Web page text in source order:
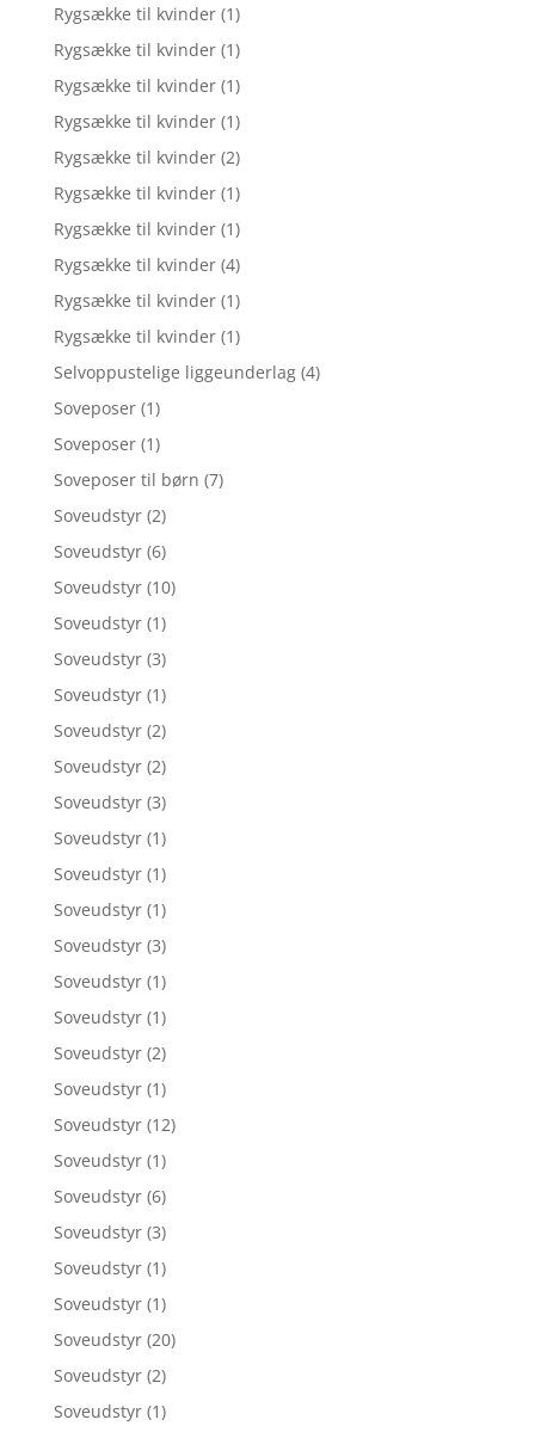
Rygsække til kvinder (1)
Rygsække til kvinder (1)
Rygsække til kvinder (1)
Rygsække til kvinder (1)
Rygsække til kvinder (2)
Rygsække til kvinder (1)
Rygsække til kvinder (1)
Rygsække til kvinder (4)
Rygsække til kvinder (1)
Rygsække til kvinder (1)
Selvoppustelige liggeunderlag (4)
Soveposer (1)
Soveposer (1)
Soveposer til børn (7)
Soveudstyr (2)
Soveudstyr (6)
Soveudstyr (10)
Soveudstyr (1)
Soveudstyr (3)
Soveudstyr (1)
Soveudstyr (2)
Soveudstyr (2)
Soveudstyr (3)
Soveudstyr (1)
Soveudstyr (1)
Soveudstyr (1)
Soveudstyr (3)
Soveudstyr (1)
Soveudstyr (1)
Soveudstyr (2)
Soveudstyr (1)
Soveudstyr (12)
Soveudstyr (1)
Soveudstyr (6)
Soveudstyr (3)
Soveudstyr (1)
Soveudstyr (1)
Soveudstyr (20)
Soveudstyr (2)
Soveudstyr (1)